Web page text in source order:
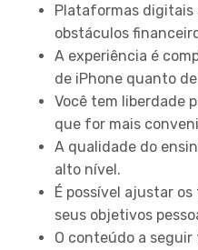
Plataformas digitais
obstáculos
A experiência é
de iPhone quanto
Você tem liberdade
que for mais
A qualidade do
alto nível.
É possível ajustar
seus objetivos
O conteúdo a